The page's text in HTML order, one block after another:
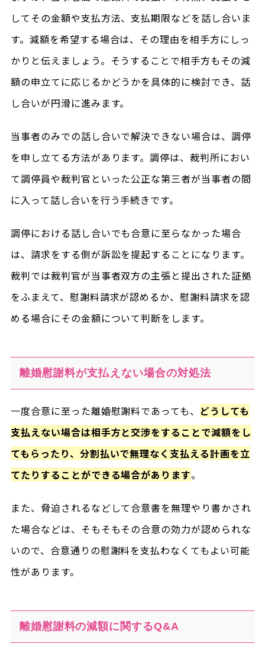
してその金額や支払方法、支払期限などを話し合いま
す。減額を希望する場合は、その理由を相手方にしっ
かりと伝えましょう。そうすることで相手方もその減
額の申立てに応じるかどうかを具体的に検討でき、話
し合いが円滑に進みます。
当事者のみでの話し合いで解決できない場合は、調停
を申し立てる方法があります。調停は、裁判所におい
て調停員や裁判官といった公正な第三者が当事者の間
に入って話し合いを行う手続きです。
調停における話し合いでも合意に至らなかった場合
は、請求をする側が訴訟を提起することになります。
裁判では裁判官が当事者双方の主張と提出された証拠
をふまえて、慰謝料請求が認めるか、慰謝料請求を認
める場合にその金額について判断をします。
離婚慰謝料が支払えない場合の対処法
一度合意に至った離婚慰謝料であっても、 どうしても
支払えない場合は相手方と交渉をすることで減額をし
てもらったり、分割払いで無理なく支払える計画を立
てたりすることができる場合があります。
また、脅迫されるなどして合意書を無理やり書かされ
た場合などは、そもそもその合意の効力が認められな
いので、合意通りの慰謝料を支払わなくてもよい可能
性があります。
離婚慰謝料の減額に関するQ&A